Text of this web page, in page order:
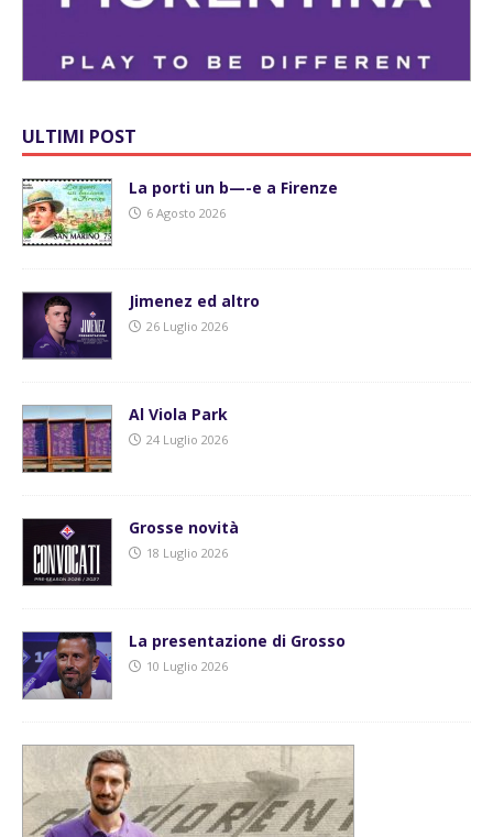
ULTIMI POST
La porti un b—-e a Firenze
6 Agosto 2026
Jimenez ed altro
26 Luglio 2026
Al Viola Park
24 Luglio 2026
Grosse novità
18 Luglio 2026
La presentazione di Grosso
10 Luglio 2026